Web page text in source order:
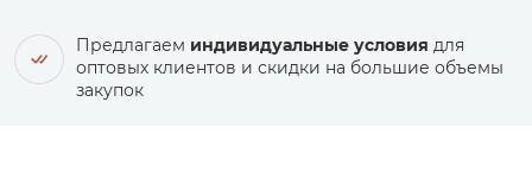
Предлагаем индивидуальные условия для
оптовых клиентов и скидки на большие объемы
закупок